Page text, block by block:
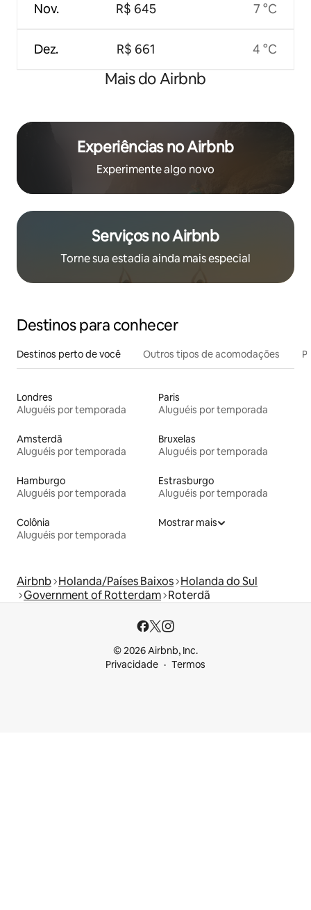
Nov.
Dez.
R$ 645
R$ 661
7 °C
4 °C
Mais do Airbnb
Experiências no Airbnb
Experimente algo novo
Serviços no Airbnb
Torne sua estadia ainda mais especial
Destinos para conhecer
Destinos perto de você Outros tipos de acomodações
Londres
Aluguéis por temporada
Paris
Aluguéis por temporada
Amsterdã
Aluguéis por temporada
Bruxelas
Aluguéis por temporada
Hamburgo
Aluguéis por temporada
Estrasburgo
Aluguéis por temporada
Colônia
Aluguéis por temporada
Mostrar mais
Airbnb Holanda/Países Baixos Holanda do Sul
Government of Rotterdam Roterdã
© 2026 Airbnb, Inc.
Privacidade
Termos